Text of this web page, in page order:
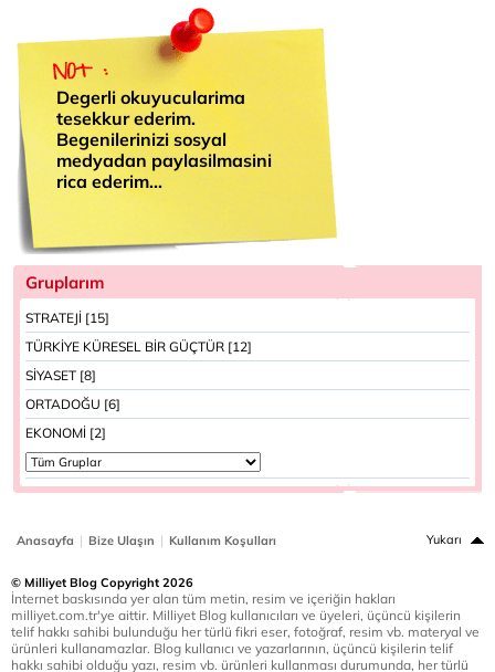
Degerli okuyucularima
tesekkur ederim.
Begenilerinizi sosyal
medyadan paylasilmasini
rica ederim...
Gruplarım
STRATEJİ [15]
TÜRKİYE KÜRESEL BİR GÜÇTÜR [12]
SİYASET [8]
ORTADOĞU [6]
EKONOMİ [2]
Anasayfa | Bize Ulaşın | Kullanım Koşulları Yukarı
© Milliyet Blog Copyright 2026
İnternet baskısında yer alan tüm metin, resim ve içeriğin hakları
milliyet.com.tr'ye aittir. Milliyet Blog kullanıcıları ve üyeleri, üçüncü kişilerin
telif hakkı sahibi bulunduğu her türlü fikri eser, fotoğraf, resim vb. materyal ve
ürünleri kullanamazlar. Blog kullanıcı ve yazarlarının, üçüncü kişilerin telif
hakkı sahibi olduğu yazı, resim vb. ürünleri kullanması durumunda, her türlü